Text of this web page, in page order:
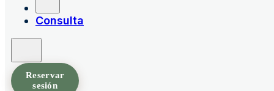
Consulta
Reservar
sesión